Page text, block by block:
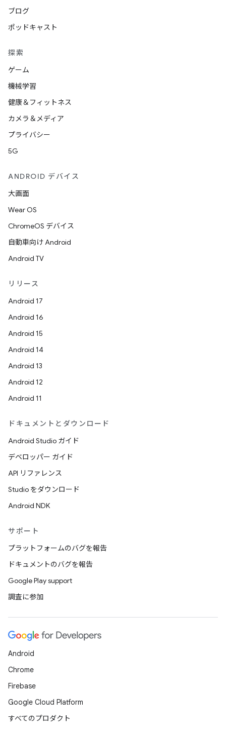
ブログ
ポッドキャスト
探索
ゲーム
機械学習
健康＆フィットネス
カメラ＆メディア
プライバシー
5G
ANDROID デバイス
大画面
Wear OS
ChromeOS デバイス
自動車向け Android
Android TV
リリース
Android 17
Android 16
Android 15
Android 14
Android 13
Android 12
Android 11
ドキュメントとダウンロード
Android Studio ガイド
デベロッパー ガイド
API リファレンス
Studio をダウンロード
Android NDK
サポート
プラットフォームのバグを報告
ドキュメントのバグを報告
Google Play support
調査に参加
Android
Chrome
Firebase
Google Cloud Platform
すべてのプロダクト